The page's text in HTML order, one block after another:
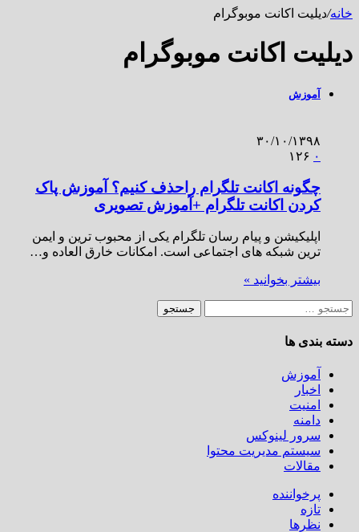
خانه/دیلیت اکانت موبوگرام
دیلیت اکانت موبوگرام
آموزش
۳۰/۱۰/۱۳۹۸
۰
چگونه اکانت تلگرام راحذف کنیم؟ آموزش پاک
کردن اکانت تلگرام +آموزش تصویری
اپلیکیشن و پیام رسان تلگرام یکی از محبوب ترین و ایمن
ترین شبکه های اجتماعی است. امکانات خارق العاده و…
بیشتر بخوانید »
جستجو
دسته بندی ها
آموزش
اخبار
امنیت
دامنه
سرور لینوکس
سیستم مدیریت محتوا
مقالات
پرخواننده
تازه
نظرها